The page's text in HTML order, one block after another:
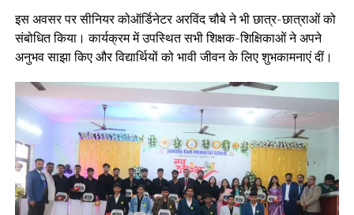
इस अवसर पर सीनियर कोऑर्डिनेटर अरविंद चौबे ने भी छात्र-छात्राओं को
संबोधित किया। कार्यक्रम में उपस्थित सभी शिक्षक-शिक्षिकाओं ने अपने
अनुभव साझा किए और विद्यार्थियों को भावी जीवन के लिए शुभकामनाएं दीं।